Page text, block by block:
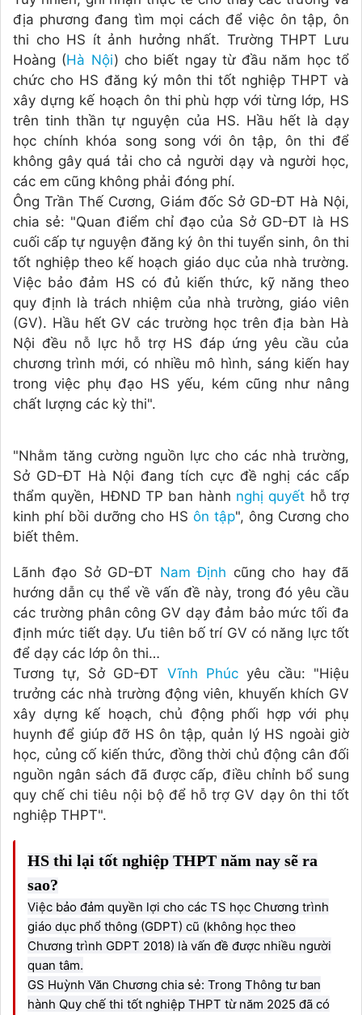
địa phương đang tìm mọi cách để việc ôn tập, ôn
thi cho HS ít ảnh hưởng nhất. Trường THPT Lưu
Hoàng (Hà Nội) cho biết ngay từ đầu năm học tổ
chức cho HS đăng ký môn thi tốt nghiệp THPT và
xây dựng kế hoạch ôn thi phù hợp với từng lớp, HS
trên tinh thần tự nguyện của HS. Hầu hết là dạy
học chính khóa song song với ôn tập, ôn thi để
không gây quá tải cho cả người dạy và người học,
các em cũng không phải đóng phí.
Ông Trần Thế Cương, Giám đốc Sở GD-ĐT Hà Nội,
chia sẻ: "Quan điểm chỉ đạo của Sở GD-ĐT là HS
cuối cấp tự nguyện đăng ký ôn thi tuyển sinh, ôn thi
tốt nghiệp theo kế hoạch giáo dục của nhà trường.
Việc bảo đảm HS có đủ kiến thức, kỹ năng theo
quy định là trách nhiệm của nhà trường, giáo viên
(GV). Hầu hết GV các trường học trên địa bàn Hà
Nội đều nỗ lực hỗ trợ HS đáp ứng yêu cầu của
chương trình mới, có nhiều mô hình, sáng kiến hay
trong việc phụ đạo HS yếu, kém cũng như nâng
chất lượng các kỳ thi".
"Nhằm tăng cường nguồn lực cho các nhà trường,
Sở GD-ĐT Hà Nội đang tích cực đề nghị các cấp
thẩm quyền, HĐND TP ban hành nghị quyết hỗ trợ
kinh phí bồi dưỡng cho HS ôn tập", ông Cương cho
biết thêm.
Lãnh đạo Sở GD-ĐT Nam Định cũng cho hay đã
hướng dẫn cụ thể về vấn đề này, trong đó yêu cầu
các trường phân công GV dạy đảm bảo mức tối đa
định mức tiết dạy. Ưu tiên bố trí GV có năng lực tốt
để dạy các lớp ôn thi…
Tương tự, Sở GD-ĐT Vĩnh Phúcyêu cầu: "Hiệu
trưởng các nhà trường động viên, khuyến khích GV
xây dựng kế hoạch, chủ động phối hợp với phụ
huynh để giúp đỡ HS ôn tập, quản lý HS ngoài giờ
học, củng cố kiến thức, đồng thời chủ động cân đối
nguồn ngân sách đã được cấp, điều chỉnh bổ sung
quy chế chi tiêu nội bộ để hỗ trợ GV dạy ôn thi tốt
nghiệp THPT".
HS thi lại tốt nghiệp THPT năm nay sẽ ra
sao?
Việc bảo đảm quyền lợi cho các TS học Chương trình
giáo dục phổ thông (GDPT) cũ (không học theo
Chương trình GDPT 2018) là vấn đề được nhiều người
quan tâm.
GS Huỳnh Văn Chương chia sẻ: Trong Thông tư ban
hành Quy chế thi tốt nghiệp THPT từ năm 2025 đã có